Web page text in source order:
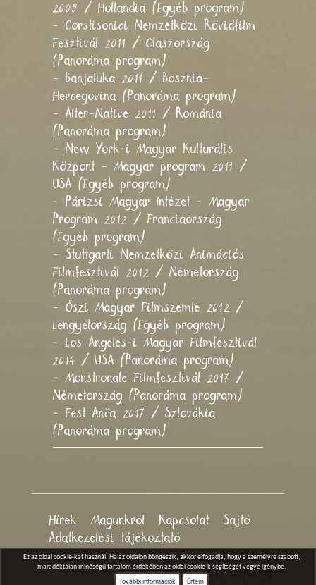
2009 / Hollandia (Egyéb program)
- Corstisonici Nemzetközi Rövidfilm
Fesztivál 2011 / Olaszország
(Panoráma program)
- Banjaluka 2011 / Bosznia-
Hercegovina (Panoráma program)
- Alter-Native 2011 / Románia
(Panoráma program)
- New York-i Magyar Kulturális
Központ - Magyar program 2011 /
USA (Egyéb program)
- Párizsi Magyar Intézet - Magyar
Program 2012 / Franciaország
(Egyéb program)
- Stuttgarti Nemzetközi Animációs
Filmfesztivál 2012 / Németország
(Panoráma program)
- Őszi Magyar Filmszemle 2012 /
Lengyelország (Egyéb program)
- Los Angeles-i Magyar Filmfesztivál
2014 / USA (Panoráma program)
- Monstronale Filmfesztivál 2017 /
Németország (Panoráma program)
- Fest Anča 2017 / Szlovákia
(Panoráma program)
Hírek Magunkról Kapcsolat
Sajtó
Adatkezelési tájékoztató
Ez az oldal cookie-kat használ. Ha az oldalon böngészik, akkor elfogadja, hogy a személyre szabott,
maradéktalan minőségű tartalom érdekében az oldal cookie-k segítségét vegye igénybe.
További információk
Értem